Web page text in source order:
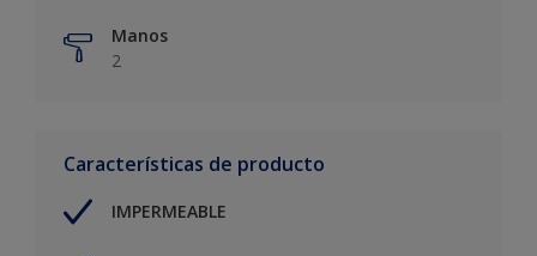
Manos
2
Características de producto
IMPERMEABLE